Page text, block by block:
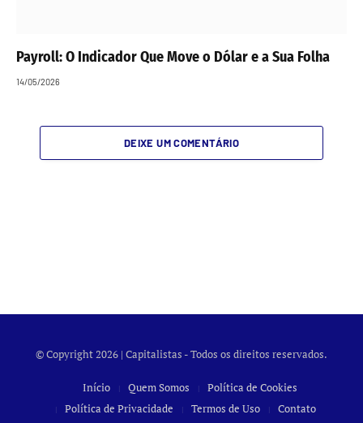
Payroll: O Indicador Que Move o Dólar e a Sua Folha
14/05/2026
DEIXE UM COMENTÁRIO
© Copyright 2026 | Capitalistas - Todos os direitos reservados.
Início Quem Somos
Política de Cookies
Política de Privacidade
Termos de Uso Contato